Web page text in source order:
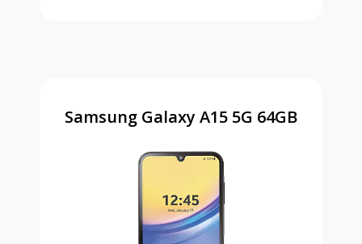
Samsung Galaxy A15 5G 64GB